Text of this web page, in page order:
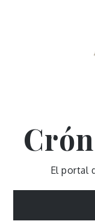
El portal